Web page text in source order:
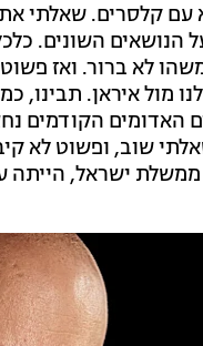
קלסרים. שאלתי
הנושאים השונים.
לא ברור. ואז
מול איראן.
של 60%, כל הקווים
שוב, ופשוט לא
ישראל, הייתה